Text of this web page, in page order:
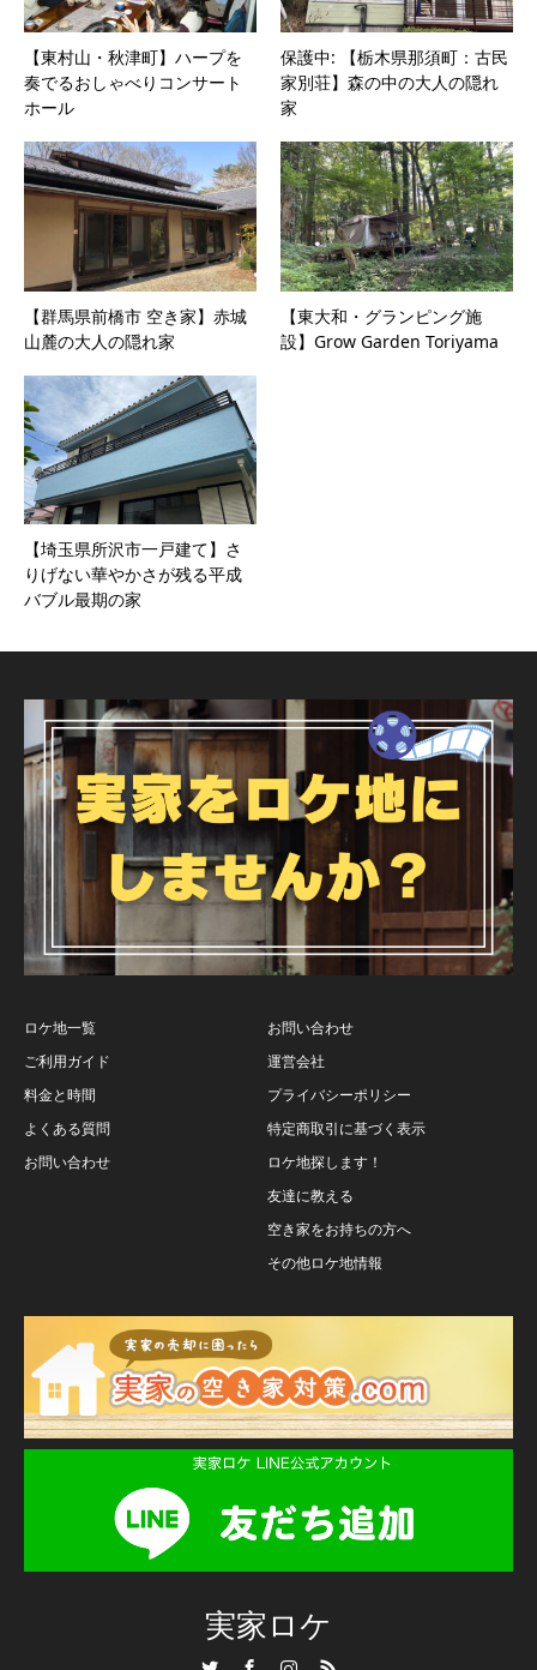
【東村山・秋津町】ハープを
奏でるおしゃべりコンサート
ホール
保護中: 【栃木県那須町：古民
家別荘】森の中の大人の隠れ
家
【群馬県前橋市 空き家】赤城
山麓の大人の隠れ家
【東大和・グランピング施
設】Grow Garden Toriyama
【埼玉県所沢市一戸建て】さ
りげない華やかさが残る平成
バブル最期の家
ロケ地一覧
ご利用ガイド
料金と時間
よくある質問
お問い合わせ
お問い合わせ
運営会社
プライバシーポリシー
特定商取引に基づく表示
ロケ地探します！
友達に教える
空き家をお持ちの方へ
その他ロケ地情報
実家ロケ
InstagramRSS